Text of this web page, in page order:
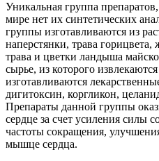
Уникальная группа
мире нет их синтетических
группы изготавливаются из
наперстянки, трава
трава и цветки ландыша
сырье, из которого
изготавливаются
дигитоксин, коргликон,
Препараты данной группы
сердце за счет усиления силы
частоты сокращения,
мышце сердца.